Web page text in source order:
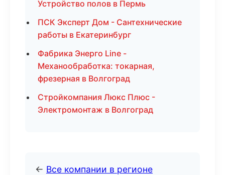
Устройство полов в Пермь
ПСК Эксперт Дом - Сантехнические
работы в Екатеринбург
Фабрика Энерго Line -
Механообработка: токарная,
фрезерная в Волгоград
Стройкомпания Люкс Плюс -
Электромонтаж в Волгоград
← Все компании в регионе